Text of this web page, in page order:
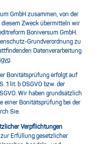
GmbH zusammen, von der
Zweck übermitteln wir
Boniversum GmbH.
Grundverordnung zu
Datenverarbeitung
.
Bonitätsprüfung erfolgt auf
1 lit. b DSGVO bzw. der
Wir haben grundsätzlich
einer Bonitätsprüfung bei der
Sie.
Verpflichtungen
Erfüllung gesetzlicher